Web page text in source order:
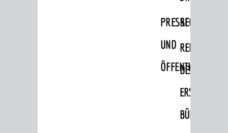
PRESSE-
UND REFERAT
DES
ERSTEN
Vermiete doch an deine Stadt